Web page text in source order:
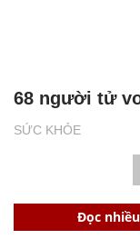
SỨC KHỎE
68 người tử
Đọc nhiều